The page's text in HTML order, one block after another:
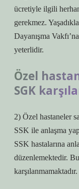
ücretiyle ilgili
gerekmez.
Dayanışma
yeterlidir.
Özel
SGK
2) Özel hastaneler
SSK ile anlaşma
SSK hastalarına
düzenlemektedir.
karşılanmamaktadır.